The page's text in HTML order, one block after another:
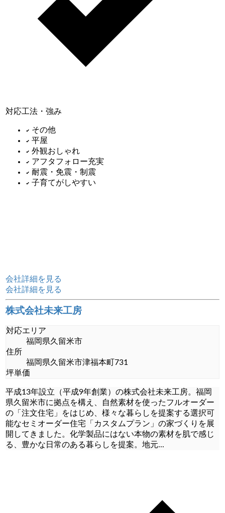
対応工法・強み
その他
平屋
外観おしゃれ
アフタフォロー充実
耐震・免震・制震
子育てがしやすい
会社詳細を見る
会社詳細を見る
株式会社未来工房
対応エリア
福岡県久留米市
住所
福岡県久留米市津福本町731
坪単価
平成13年設立（平成9年創業）の株式会社未来工房。福岡
県久留米市に拠点を構え、自然素材を使ったフルオーダー
の「注文住宅」をはじめ、様々な暮らしを提案する選択可
能なセミオーダー住宅「カスタムプラン」の家づくりを展
開してきました。化学製品にはない本物の素材を肌で感じ
る、豊かな日常のある暮らしを提案。地元...